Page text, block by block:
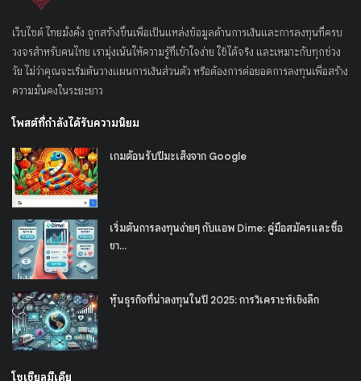
เว็บไซต์ ไทยมั่งคั่ง ถูกสร้างขึ้นเพื่อเป็นแหล่งข้อมูลด้านการเงินและการลงทุนที่ครบ
วงจรสำหรับคนไทย เรามุ่งเน้นให้ความรู้ที่เข้าใจง่าย ใช้ได้จริง และเหมาะกับทุกช่วง
วัย ไม่ว่าคุณจะเริ่มต้นวางแผนการเงินส่วนตัว หรือต้องการต่อยอดการลงทุนเพื่อสร้าง
ความมั่นคงในระยะยาว
โพสต์ที่กำลังได้รับความนิยม
เกมต้อนรับปีมะเส็งจาก Google
เริ่มต้นการลงทุนง่ายๆ กับแอพ Dime: คู่มือสมัครและซื้อ
ขา...
หุ้นธุรกิจที่น่าลงทุนในปี 2025: การวิเคราะห์เชิงลึก
โซเชียลมีเดีย